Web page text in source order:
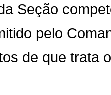
Seção
pelo
de que trata